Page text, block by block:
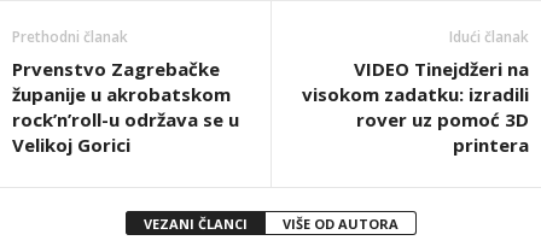
Prethodni članak
Prvenstvo Zagrebačke
županije u akrobatskom
rock’n’roll-u održava se u
Velikoj Gorici
Idući članak
VIDEO Tinejdžeri na
visokom zadatku: izradili
rover uz pomoć 3D
printera
VEZANI ČLANCI VIŠE OD AUTORA